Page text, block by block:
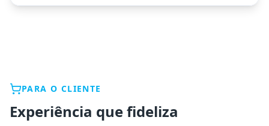
PARA O CLIENTE
Experiência que fideliza